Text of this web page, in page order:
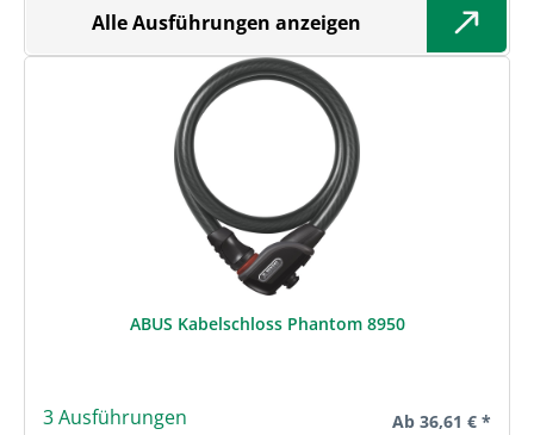
Alle Ausführungen anzeigen
ABUS Kabelschloss Phantom 8950
3 Ausführungen Regulärer Preis:
Ab 36,61 € *